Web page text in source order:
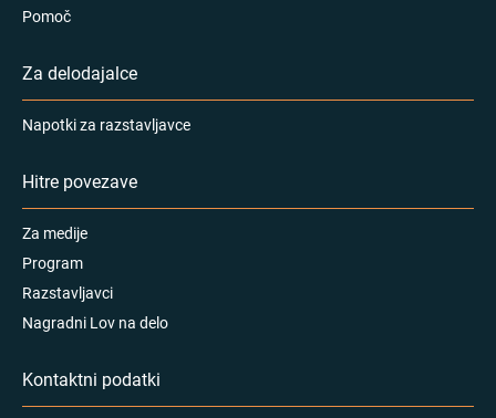
Pomoč
Za delodajalce
Napotki za razstavljavce
Hitre povezave
Za medije
Program
Razstavljavci
Nagradni Lov na delo
Kontaktni podatki